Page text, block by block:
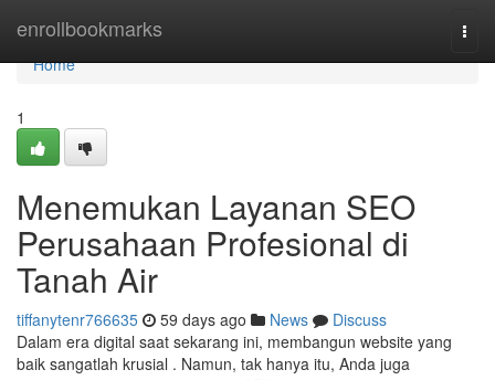
enrollbookmarks
Home
Home
1
Menemukan Layanan SEO
Perusahaan Profesional di
Tanah Air
tiffanytenr766635 59 days ago News
Discuss
Dalam era digital saat sekarang ini, membangun website yang
baik sangatlah krusial . Namun, tak hanya itu, Anda juga